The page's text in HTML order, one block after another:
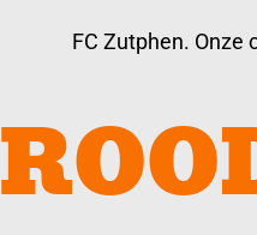
FC Zutphen. Onze